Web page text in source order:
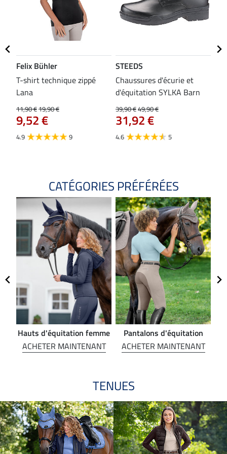
Felix Bühler
T-shirt technique zippé
Lana
11,90 €19,90 €
9,52 €
4.9 9
STEEDS
Chaussures d'écurie et
d'équitation SYLKA Barn
39,90 €49,90 €
31,92 €
4.6 5
CATÉGORIES PRÉFÉRÉES
Hauts d'équitation femme
ACHETER MAINTENANT
Pantalons d'équitation
ACHETER MAINTENANT
TENUES